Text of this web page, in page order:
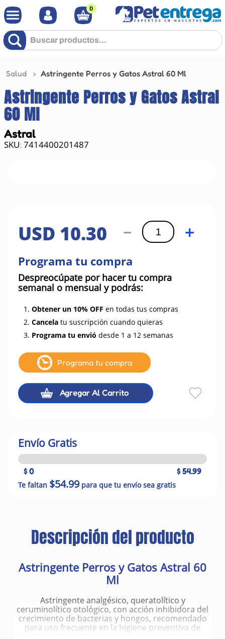
0
Buscar productos...
Salud Astringente Perros y Gatos Astral 60 Ml
Astringente Perros y Gatos Astral
60 Ml
Astral
: 7414400201487
USD 10.30 ＋
－
Programa tu compra
Despreocúpate por hacer tu compra
semanal o mensual y podrás:
1. Obtener un 10% OFF en todas tus compras
2. Cancela tu suscripción cuando quieras
3. Programa tu envió desde 1 a 12 semanas
Programa tu compra
Agregar Al Carrito
Envío Gratis
$ 0 $ 54.99
Te faltan $54.99para que tu envío sea gratis
Descripción del producto
Astringente Perros y Gatos Astral 60
Ml
Astringente analgésico, queratolítico y
ceruminolítico otológico, con acción inhibidora del
crecimiento de bacterias y hongos, recomendado
para uso frecuente en la higiene preventiva de